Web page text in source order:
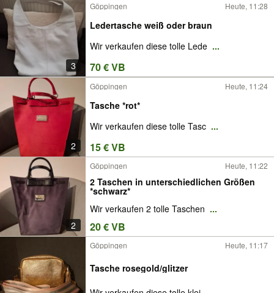
3
Göppingen Heute, 11:28
Ledertasche weiß oder braun
Wir verkaufen diese tolle Lede ...
70 € VB
2
Göppingen Heute, 11:24
Tasche *rot*
Wir verkaufen diese tolle Tasc ...
15 € VB
2
Göppingen Heute, 11:22
2 Taschen in unterschiedlichen Größen
*schwarz*
Wir verkaufen 2 tolle Taschen ...
20 € VB
Göppingen Heute, 11:17
Tasche rosegold/glitzer